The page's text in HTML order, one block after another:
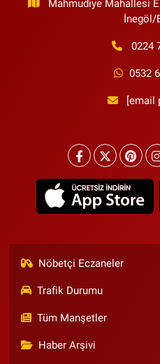
Mahmudiye Mahallesi
İnegöl/
0224
0532
[email
Nöbetçi Eczaneler
Trafik Durumu
Tüm Manşetler
Haber Arşivi